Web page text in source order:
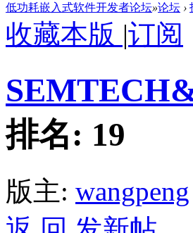
低功耗嵌入式软件开发者论坛»论坛 ›
收藏本版 |订阅
排名: 19
版主: wangpeng